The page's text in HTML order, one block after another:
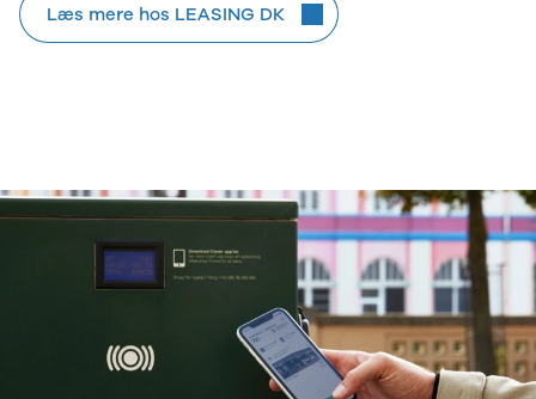
Læs mere hos LEASING DK